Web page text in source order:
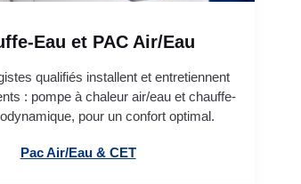
Eau et PAC Air/Eau
qualifiés installent et entretiennent
: pompe à chaleur air/eau et chauffe-
pour un confort optimal.
Pac Air/Eau & CET